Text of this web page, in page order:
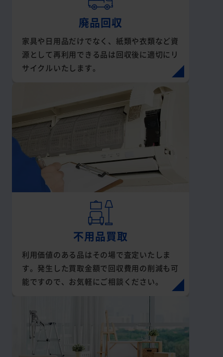
廃品回収
家具や日用品だけでなく、紙類や衣類など資
源として再利用できる品は回収後に適切にリ
サイクルいたします。
不用品買取
利用価値のある品はその場で査定いたしま
す。発生した買取金額で回収費用の削減も可
能ですので、お気軽にご相談ください。